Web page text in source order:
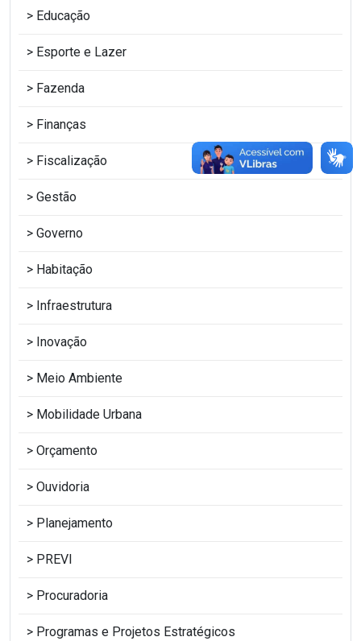
Educação
Esporte e Lazer
Fazenda
Finanças
Fiscalização
Gestão
Governo
Habitação
Infraestrutura
Inovação
Meio Ambiente
Mobilidade Urbana
Orçamento
Ouvidoria
Planejamento
PREVI
Procuradoria
Programas e Projetos Estratégicos